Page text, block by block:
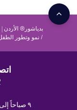
بدياشور® الأردن
نمو وتطور
٩ صباحاً إلى ٦ مساءً (ما عدا العطلات الرسمية)